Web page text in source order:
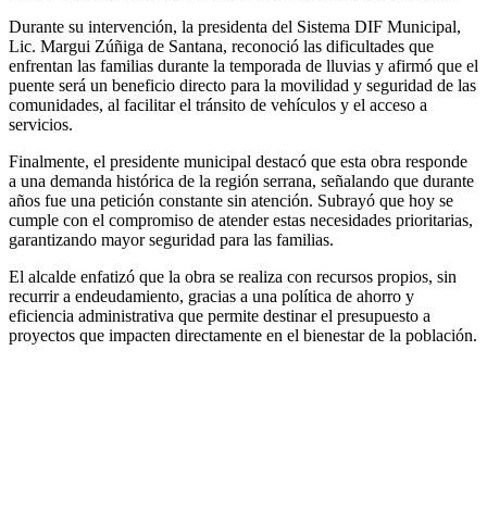
Durante su intervención, la presidenta del Sistema DIF Municipal,
Lic. Margui Zúñiga de Santana, reconoció las dificultades que
enfrentan las familias durante la temporada de lluvias y afirmó que el
puente será un beneficio directo para la movilidad y seguridad de las
comunidades, al facilitar el tránsito de vehículos y el acceso a
servicios.
Finalmente, el presidente municipal destacó que esta obra responde
a una demanda histórica de la región serrana, señalando que durante
años fue una petición constante sin atención. Subrayó que hoy se
cumple con el compromiso de atender estas necesidades prioritarias,
garantizando mayor seguridad para las familias.
El alcalde enfatizó que la obra se realiza con recursos propios, sin
recurrir a endeudamiento, gracias a una política de ahorro y
eficiencia administrativa que permite destinar el presupuesto a
proyectos que impacten directamente en el bienestar de la población.